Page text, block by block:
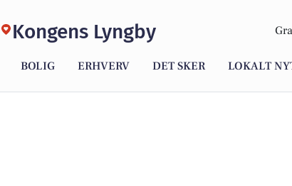
Kongens Lyngby
BOLIG ERHVERV DET SKER LOKALT